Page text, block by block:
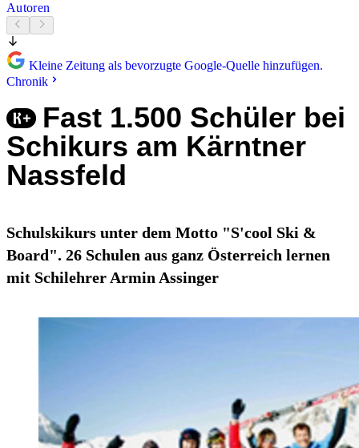
Autoren
Kleine Zeitung als bevorzugte Google-Quelle hinzufügen.
Chronik
Fast 1.500 Schüler bei
Schikurs am Kärntner
Nassfeld
Schulskikurs unter dem Motto "S'cool Ski &
Board". 26 Schulen aus ganz Österreich lernen
mit Schilehrer Armin Assinger